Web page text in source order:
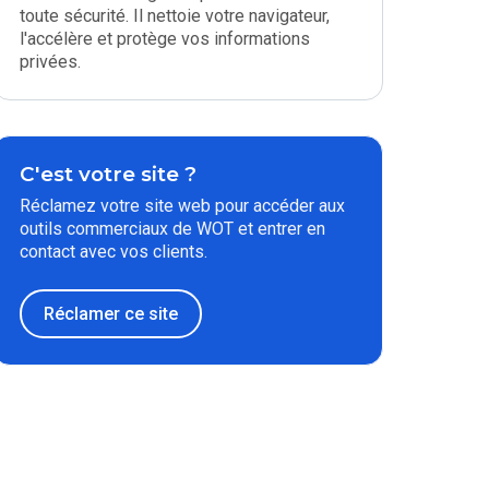
toute sécurité. Il nettoie votre navigateur,
l'accélère et protège vos informations
privées.
C'est votre site ?
Réclamez votre site web pour accéder aux
outils commerciaux de WOT et entrer en
contact avec vos clients.
Réclamer ce site